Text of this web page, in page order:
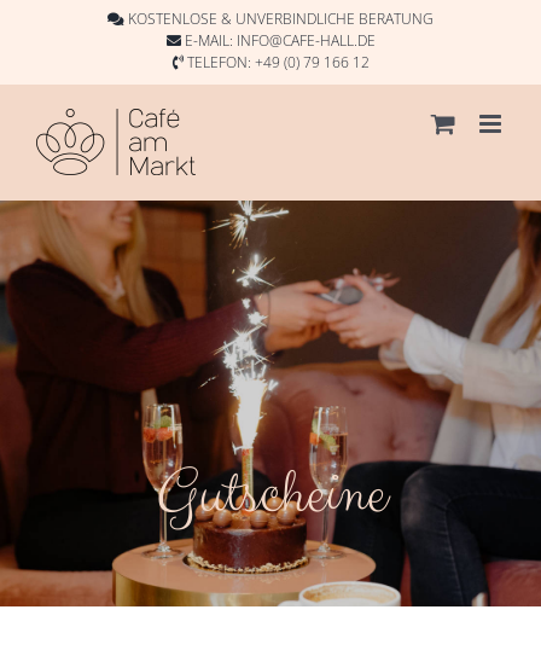
KOSTENLOSE & UNVERBINDLICHE BERATUNG
E-MAIL: INFO@CAFE-HALL.DE
TELEFON: +49 (0) 79 166 12
Gutscheine